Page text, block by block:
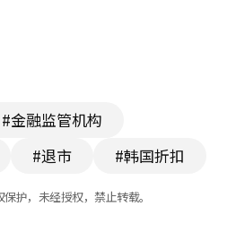
#金融监管机构
#退市 #韩国折扣
护，未经授权，禁止转载。